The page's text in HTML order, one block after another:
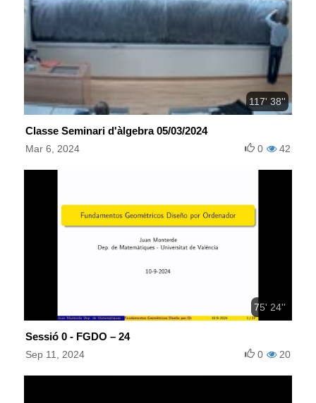
117' 38''
Classe Seminari d'àlgebra 05/03/2024
Mar 6, 2024 42
0
75' 24''
Sessió 0 - FGDO – 24
Sep 11, 2024 20
0